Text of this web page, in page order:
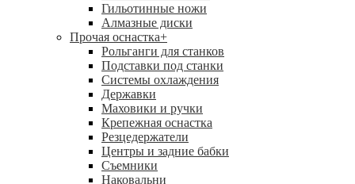
Гильотинные ножи
Алмазные диски
Прочая оснастка+
Рольганги для станков
Подставки под станки
Системы охлаждения
Державки
Маховики и ручки
Крепежная оснастка
Резцедержатели
Центры и задние бабки
Съемники
Наковальни